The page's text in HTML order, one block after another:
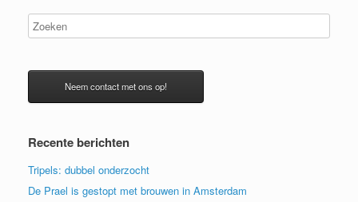
Neem contact met ons op!
Recente berichten
Tripels: dubbel onderzocht
De Prael is gestopt met brouwen in Amsterdam